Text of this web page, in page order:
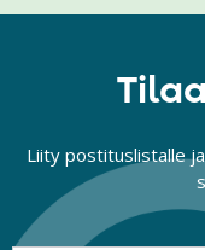
Liity postituslistalle